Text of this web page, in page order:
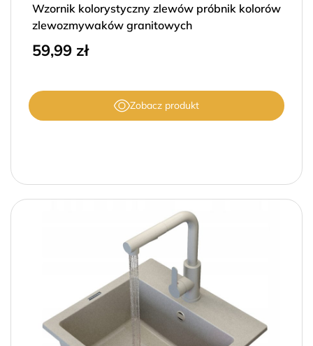
Wzornik kolorystyczny zlewów próbnik kolorów
zlewozmywaków granitowych
59,99 zł
Zobacz produkt